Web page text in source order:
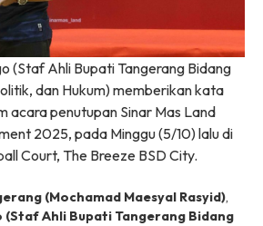
(Staf Ahli Bupati Tangerang Bidang
dan Hukum) memberikan kata
acara penutupan Sinar Mas Land
2025, pada Minggu (5/10) lalu di
Court, The Breeze BSD City.
(Mochamad Maesyal Rasyid),
Ahli Bupati Tangerang Bidang